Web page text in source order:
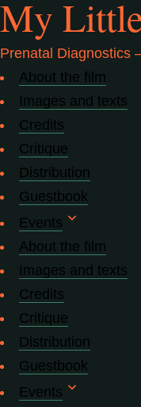
My
Prenatal Diagnostics
About the film
Images and texts
Credits
Critique
Distribution
Guestbook
Events
About the film
Images and texts
Credits
Critique
Distribution
Guestbook
Events